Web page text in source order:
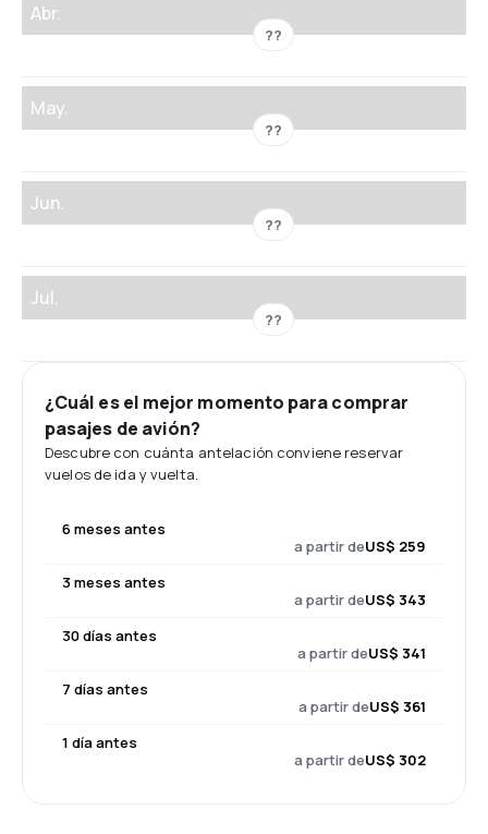
Abr.
??
May.
??
Jun.
??
Jul.
??
¿Cuál es el mejor momento para comprar
pasajes de avión?
Descubre con cuánta antelación conviene reservar
vuelos de ida y vuelta.
6 meses antes
a partir deUS$ 259
3 meses antes
a partir deUS$ 343
30 días antes
a partir deUS$ 341
7 días antes
a partir deUS$ 361
1 día antes
a partir deUS$ 302